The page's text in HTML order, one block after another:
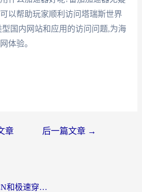
以帮助玩家顺利访问塔瑞斯世界
国内网站和应用的访问问题,为海
体验。
章 后一篇文章 →
海外党必看：ChickCN和极速穿梭VPN好用吗？3招教你选对回国加速器无缝刷国内资源